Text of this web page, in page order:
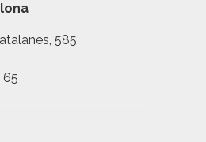
585
65